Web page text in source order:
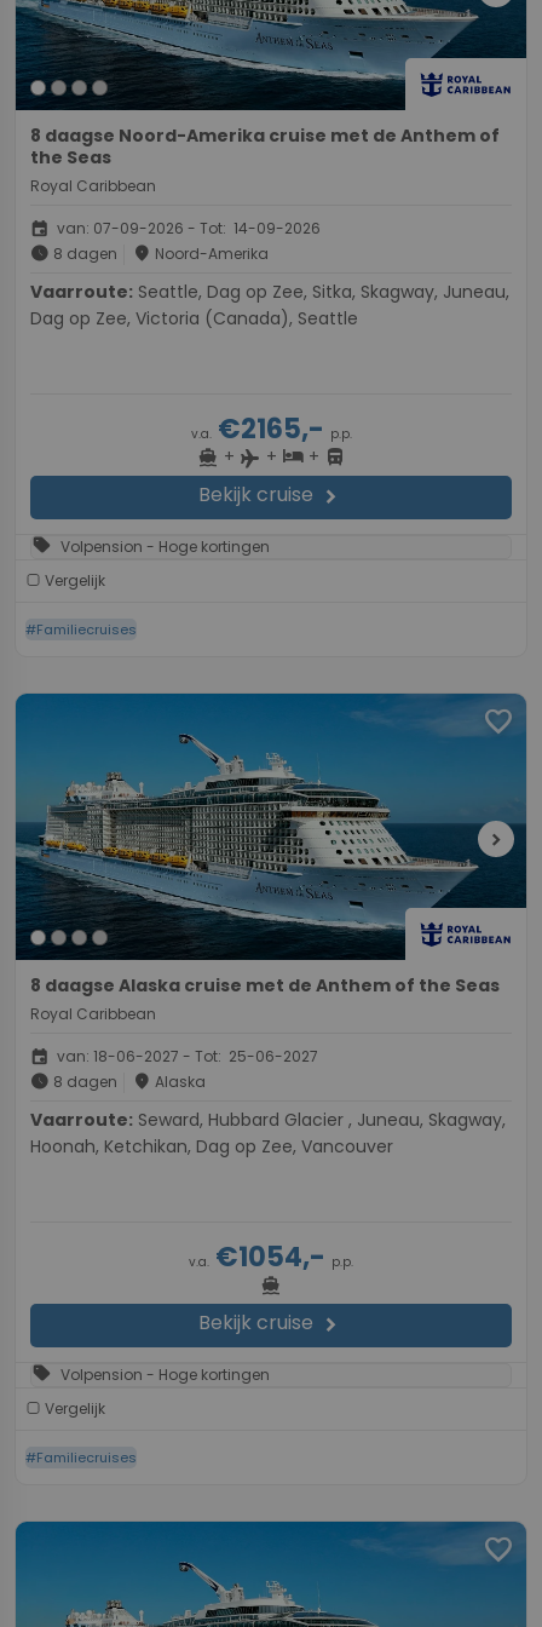
8 daagse Noord-Amerika cruise met de Anthem of
the Seas
Royal Caribbean
event van: 07-09-2026 - Tot: 14-09-2026
schedule 8 dagen place Noord-Amerika
Vaarroute:
Dag op Zee, Victoria (Canada), Seattle
v.a.€2165,- p.p.
directions_boat + flight + hotel+ directions_bus
Bekijk cruise chevron_right
sell Volpension - Hoge kortingen
Vergelijk
#Familiecruises
favorite
chevron_right
8 daagse Alaska cruise met de Anthem of the Seas
Royal Caribbean
event van: 18-06-2027 - Tot: 25-06-2027
schedule 8 dagen place Alaska
Vaarroute:
Hoonah, Ketchikan, Dag op Zee, Vancouver
v.a. €1054,- p.p.
directions_boat
Bekijk cruise chevron_right
sell Volpension - Hoge kortingen
Vergelijk
#Familiecruises
favorite